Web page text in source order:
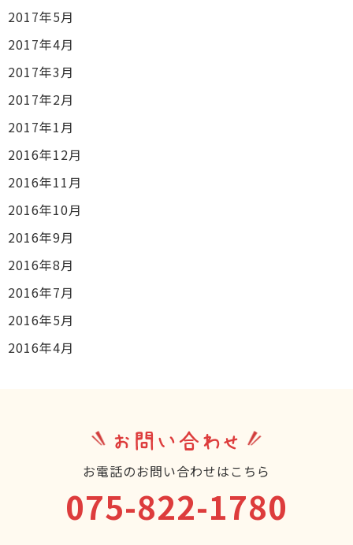
2017年5月
2017年4月
2017年3月
2017年2月
2017年1月
2016年12月
2016年11月
2016年10月
2016年9月
2016年8月
2016年7月
2016年5月
2016年4月
お問い合わせ
お電話のお問い合わせはこちら
075-822-1780